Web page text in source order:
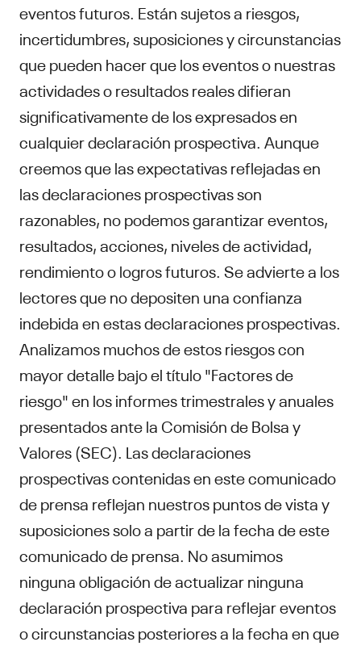
eventos futuros. Están sujetos a riesgos,
incertidumbres, suposiciones y circunstancias
que pueden hacer que los eventos o nuestras
actividades o resultados reales difieran
significativamente de los expresados en
cualquier declaración prospectiva. Aunque
creemos que las expectativas reflejadas en
las declaraciones prospectivas son
razonables, no podemos garantizar eventos,
resultados, acciones, niveles de actividad,
rendimiento o logros futuros. Se advierte a los
lectores que no depositen una confianza
indebida en estas declaraciones prospectivas.
Analizamos muchos de estos riesgos con
mayor detalle bajo el título "Factores de
riesgo" en los informes trimestrales y anuales
presentados ante la Comisión de Bolsa y
Valores (SEC). Las declaraciones
prospectivas contenidas en este comunicado
de prensa reflejan nuestros puntos de vista y
suposiciones solo a partir de la fecha de este
comunicado de prensa. No asumimos
ninguna obligación de actualizar ninguna
declaración prospectiva para reflejar eventos
o circunstancias posteriores a la fecha en que